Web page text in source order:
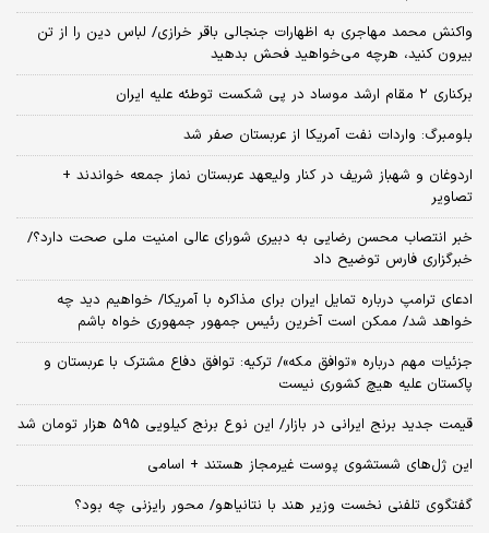
واکنش محمد مهاجری به اظهارات جنجالی باقر خرازی/ لباس دین را از تن
بیرون کنید، هرچه می‌خواهید فحش بدهید
برکناری ۲ مقام‌ ارشد موساد در پی شکست توطئه علیه ایران
بلومبرگ: واردات نفت آمریکا از عربستان صفر شد
اردوغان و شهباز شریف در کنار ولیعهد عربستان نماز جمعه خواندند +
تصاویر
خبر انتصاب محسن رضایی به دبیری شورای عالی امنیت ملی صحت دارد؟/
خبرگزاری فارس توضیح داد
ادعای ترامپ درباره تمایل ایران برای مذاکره با آمریکا/ خواهیم دید چه
خواهد شد/ ممکن است آخرین رئیس‌ جمهور جمهوری خواه باشم
جزئیات مهم درباره «توافق مکه»/ ترکیه‌: توافق دفاع مشترک با عربستان و
پاکستان علیه هیچ کشوری نیست
قیمت جدید برنج ایرانی در بازار/ این نوع برنج کیلویی 595 هزار تومان شد
این ژل‌های شستشوی پوست غیرمجاز هستند + اسامی
گفتگوی تلفنی نخست وزیر هند با نتانیاهو/ محور رایزنی چه بود؟